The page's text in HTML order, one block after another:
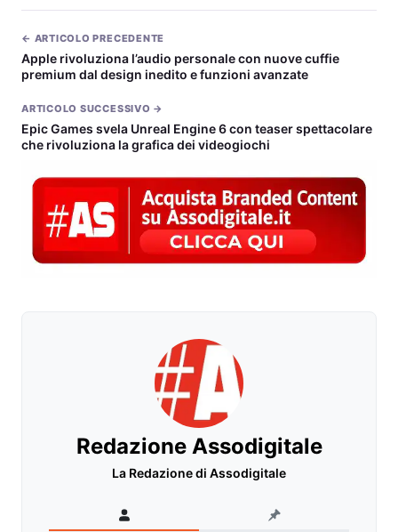
← ARTICOLO PRECEDENTE
Apple rivoluziona l’audio personale con nuove cuffie
premium dal design inedito e funzioni avanzate
ARTICOLO SUCCESSIVO →
Epic Games svela Unreal Engine 6 con teaser spettacolare
che rivoluziona la grafica dei videogiochi
Redazione Assodigitale
La Redazione di Assodigitale